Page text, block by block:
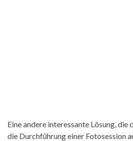
Eine andere interessante Lösung, die
die Durchführung einer Fotosession